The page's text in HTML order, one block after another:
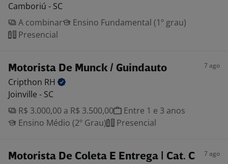
Camboriú - SC
A combinar
Ensino Fundamental (1º grau)
Presencial
Motorista De Munck / Guindauto 7 ago
Cripthon RH
Joinville - SC
R$ 3.000,00 a R$ 3.500,00
Entre 1 e 3 anos
Ensino Médio (2º Grau)
Presencial
Motorista De Coleta E Entrega | Cat. C 7 ago